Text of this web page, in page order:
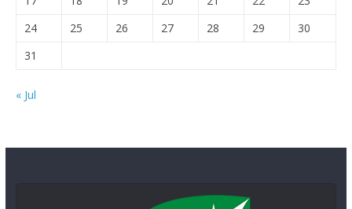
24
25 26 27 28 29
30
31
« Jul